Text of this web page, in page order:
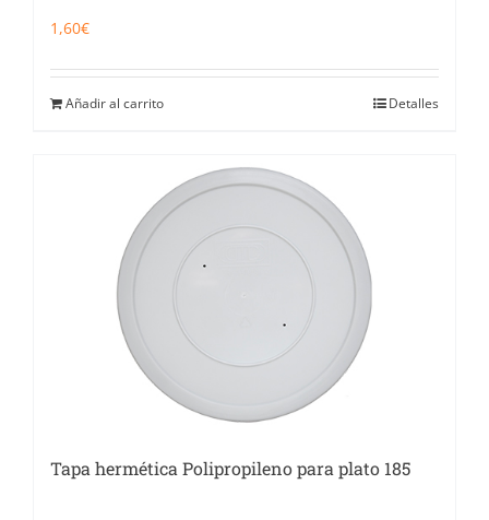
1,60€
Añadir al carrito Detalles
Tapa hermética Polipropileno para plato 185